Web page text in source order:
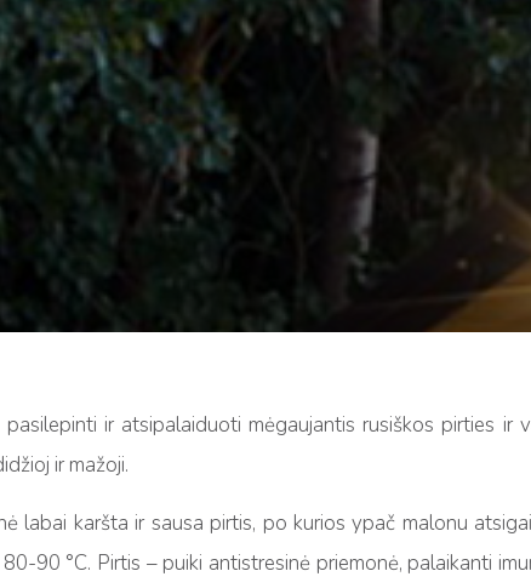
pasilepinti ir atsipalaiduoti mėgaujantis rusiškos pirties ir
ir mažoji.
labai karšta ir sausa pirtis, po kurios ypač malonu
90 °C. Pirtis – puiki antistresinė priemonė, palaikanti